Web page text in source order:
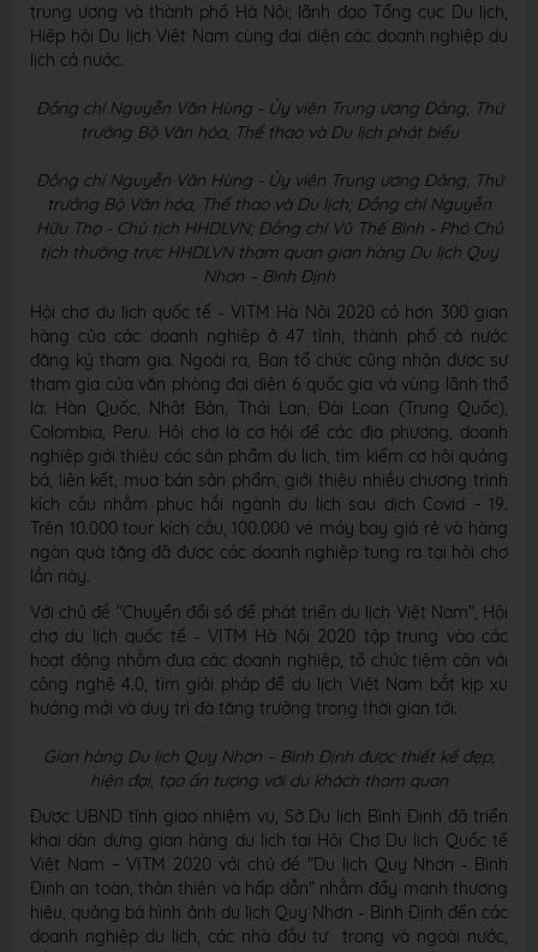
trung ương và thành phố Hà Nội; lãnh đạo Tổng cục Du lịch,
Hiệp hội Du lịch Việt Nam cùng đại diện các doanh nghiệp du
lịch cả nước.
Đồng chí Nguyễn Văn Hùng - Ủy viên Trung ương Đảng, Thứ
trưởng Bộ Văn hóa, Thể thao và Du lịch phát biểu
Đồng chí Nguyễn Văn Hùng - Ủy viên Trung ương Đảng, Thứ
trưởng Bộ Văn hóa, Thể thao và Du lịch; Đồng chí Nguyễn
Hữu Thọ - Chủ tịch HHDLVN; Đồng chí Vũ Thế Bình - Phó Chủ
tịch thường trực HHDLVN tham quan gian hàng Du lịch Quy
Nhơn – Bình Định
Hội chợ du lịch quốc tế - VITM Hà Nội 2020 có hơn 300 gian
hàng của các doanh nghiệp ở 47 tỉnh, thành phố cả nước
đăng ký tham gia. Ngoài ra, Ban tổ chức cũng nhận được sự
tham gia của văn phòng đại diện 6 quốc gia và vùng lãnh thổ
là: Hàn Quốc, Nhật Bản, Thái Lan, Đài Loan (Trung Quốc),
Colombia, Peru. Hội chợ là cơ hội để các địa phương, doanh
nghiệp giới thiệu các sản phẩm du lịch, tìm kiếm cơ hội quảng
bá, liên kết, mua bán sản phẩm, giới thiệu nhiều chương trình
kích cầu nhằm phục hồi ngành du lịch sau dịch Covid – 19.
Trên 10.000 tour kích cầu, 100.000 vé máy bay giá rẻ và hàng
ngàn quà tặng đã được các doanh nghiệp tung ra tại hội chợ
lần này.
Với chủ đề "Chuyển đổi số để phát triển du lịch Việt Nam", Hội
chợ du lịch quốc tế - VITM Hà Nội 2020 tập trung vào các
hoạt động nhằm đưa các doanh nghiệp, tổ chức tiệm cận với
công nghệ 4.0, tìm giải pháp để du lịch Việt Nam bắt kịp xu
hướng mới và duy trì đà tăng trưởng trong thời gian tới.
Gian hàng Du lịch Quy Nhơn – Bình Định được thiết kế đẹp,
hiện đại, tạo ấn tượng với du khách tham quan
Được UBND tỉnh giao nhiệm vụ, Sở Du lịch Bình Định đã triển
khai dàn dựng gian hàng du lịch tại Hội Chợ Du lịch Quốc tế
Việt Nam – VITM 2020 với chủ đề "Du lịch Quy Nhơn - Bình
Định an toàn, thân thiện và hấp dẫn" nhằm đẩy mạnh thương
hiệu, quảng bá hình ảnh du lịch Quy Nhơn - Bình Định đến các
doanh nghiệp du lịch, các nhà đầu tư trong và ngoài nước,